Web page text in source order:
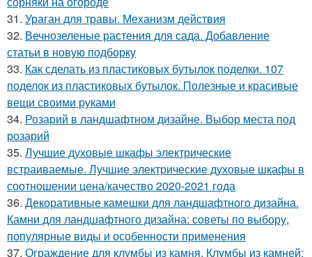
31. Ураган для травы. Механизм действия
32. Вечнозеленые растения для сада. Добавление
статьи в новую подборку
33. Как сделать из пластиковых бутылок поделки. 107
поделок из пластиковых бутылок. Полезные и красивые
вещи своими руками
34. Розарий в ландшафтном дизайне. Выбор места под
розарий
35. Лучшие духовые шкафы электрические
встраиваемые. Лучшие электрические духовые шкафы в
соотношении цена/качество 2020-2021 года
36. Декоративные камешки для ландшафтного дизайна.
Камни для ландшафтного дизайна: советы по выбору,
популярные виды и особенности применения
37. Ограждение для клумбы из камня. Клумбы из камней: